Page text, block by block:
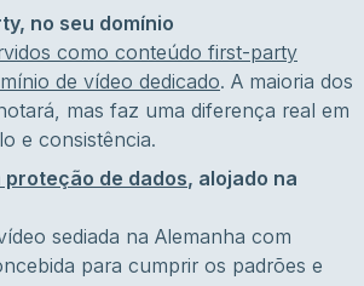
no seu domínio
como conteúdo first-party
de vídeo dedicado. A maioria dos
mas faz uma diferença real em
e consistência.
proteção de dados, alojado na
sediada na Alemanha com
para cumprir os padrões e